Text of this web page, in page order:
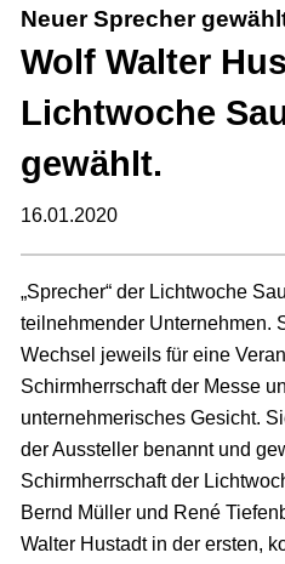
Neuer Sprecher
Wolf Walter
Lichtwoche
gewählt.
16.01.2020
„Sprecher“ der Lichtwoche
teilnehmender Unternehmen.
Wechsel jeweils für eine
Schirmherrschaft der Messe
unternehmerisches Gesicht.
der Aussteller benannt und
Schirmherrschaft der
Bernd Müller und René
Walter Hustadt in der ersten,